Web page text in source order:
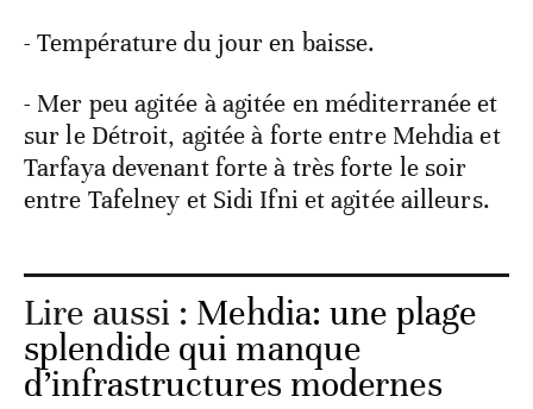
- Température du jour en baisse.
- Mer peu agitée à agitée en méditerranée et
sur le Détroit, agitée à forte entre Mehdia et
Tarfaya devenant forte à très forte le soir
entre Tafelney et Sidi Ifni et agitée ailleurs.
Lire aussi : Mehdia: une plage
splendide qui manque
d’infrastructures modernes